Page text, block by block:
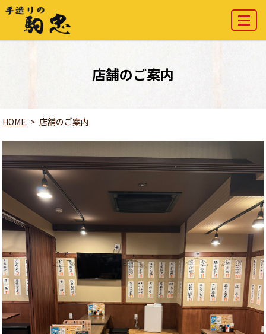
MENU
店舗のご案内
HOME 店舗のご案内